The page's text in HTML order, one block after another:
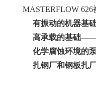
MASTERFLOW
有振动的机器基
高承载的基础——
化学腐蚀环境的
扎钢厂和钢板扎